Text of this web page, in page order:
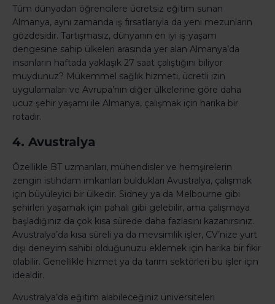
Tüm dünyadan öğrencilere ücretsiz eğitim sunan
Almanya, aynı zamanda iş fırsatlarıyla da yeni mezunların
gözdesidir. Tartışmasız, dünyanın en iyi iş-yaşam
dengesine sahip ülkeleri arasında yer alan Almanya’da
insanların haftada yaklaşık 27 saat çalıştığını biliyor
muydunuz? Mükemmel sağlık hizmeti, ücretli izin
uygulamaları ve Avrupa’nın diğer ülkelerine göre daha
ucuz şehir yaşamı ile Almanya, çalışmak için harika bir
rotadır.
4. Avustralya
Özellikle BT uzmanları, mühendisler ve hemşirelerin
zengin istihdam imkanları buldukları Avustralya, çalışmak
için büyüleyici bir ülkedir. Sidney ya da Melbourne gibi
şehirleri yaşamak için pahalı gibi gelebilir, ama çalışmaya
başladığınız da çok kısa sürede daha fazlasını kazanırsınız.
Avustralya’da kısa süreli ya da mevsimlik işler, CV’nize yurt
dışı deneyim sahibi olduğunuzu eklemek için harika bir fikir
olabilir. Genellikle hizmet ya da tarım sektörleri bu işler için
idealdir.
Avustralya’da eğitim alabileceğiniz üniversiteleri